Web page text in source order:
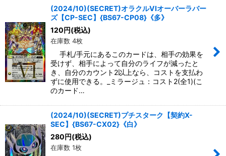
(2024/10)(SECRET)オラクルVIオーバーラバー
ズ【CP-SEC】{BS67-CP08}《多》
120円(税込)
在庫数 4枚
手札/手元にあるこのカードは、相手の効果を
受けず、相手によって自分のライフが減ったと
き、自分のカウント2以上なら、コストを支払わ
ずに使用できる。_ミラージュ：コスト2(全1)(こ
のカード…
(2024/10)(SECRET)プチスターク【契約X-
SEC】{BS67-CX02}《白》
280円(税込)
在庫数 1枚